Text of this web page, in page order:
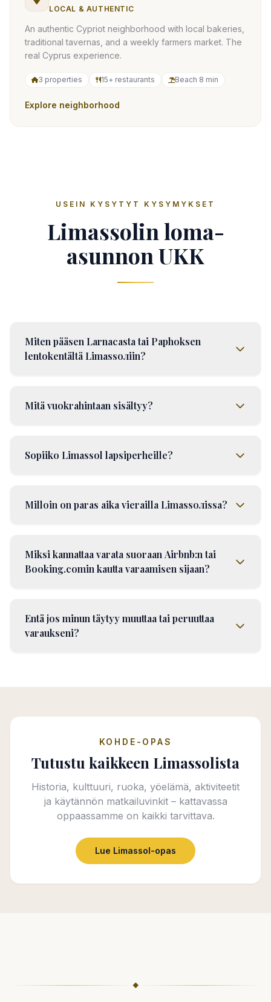
LOCAL & AUTHENTIC
An authentic Cypriot neighborhood with local bakeries,
traditional tavernas, and a weekly farmers market. The
real Cyprus experience.
3 properties 15+ restaurants Beach 8 min
Explore neighborhood
USEIN KYSYTYT KYSYMYKSET
Limassolin loma-
asunnon UKK
Miten pääsen Larnacasta tai Paphoksen
lentokentältä Limassолiin?
Mitä vuokrahintaan sisältyy?
Sopiiko Limassol lapsiperheille?
Milloin on paras aika vierailla Limassолissa?
Miksi kannattaa varata suoraan Airbnb:n tai
Booking.comin kautta varaamisen sijaan?
Entä jos minun täytyy muuttaa tai peruuttaa
varaukseni?
KOHDE-OPAS
Tutustu kaikkeen Limassolista
Historia, kulttuuri, ruoka, yöelämä, aktiviteetit
ja käytännön matkailuvinkit – kattavassa
oppaassamme on kaikki tarvittava.
Lue Limassol-opas
◆